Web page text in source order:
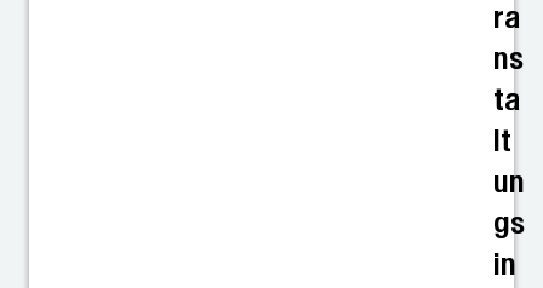
ra
ns
ta
lt
un
gs
in